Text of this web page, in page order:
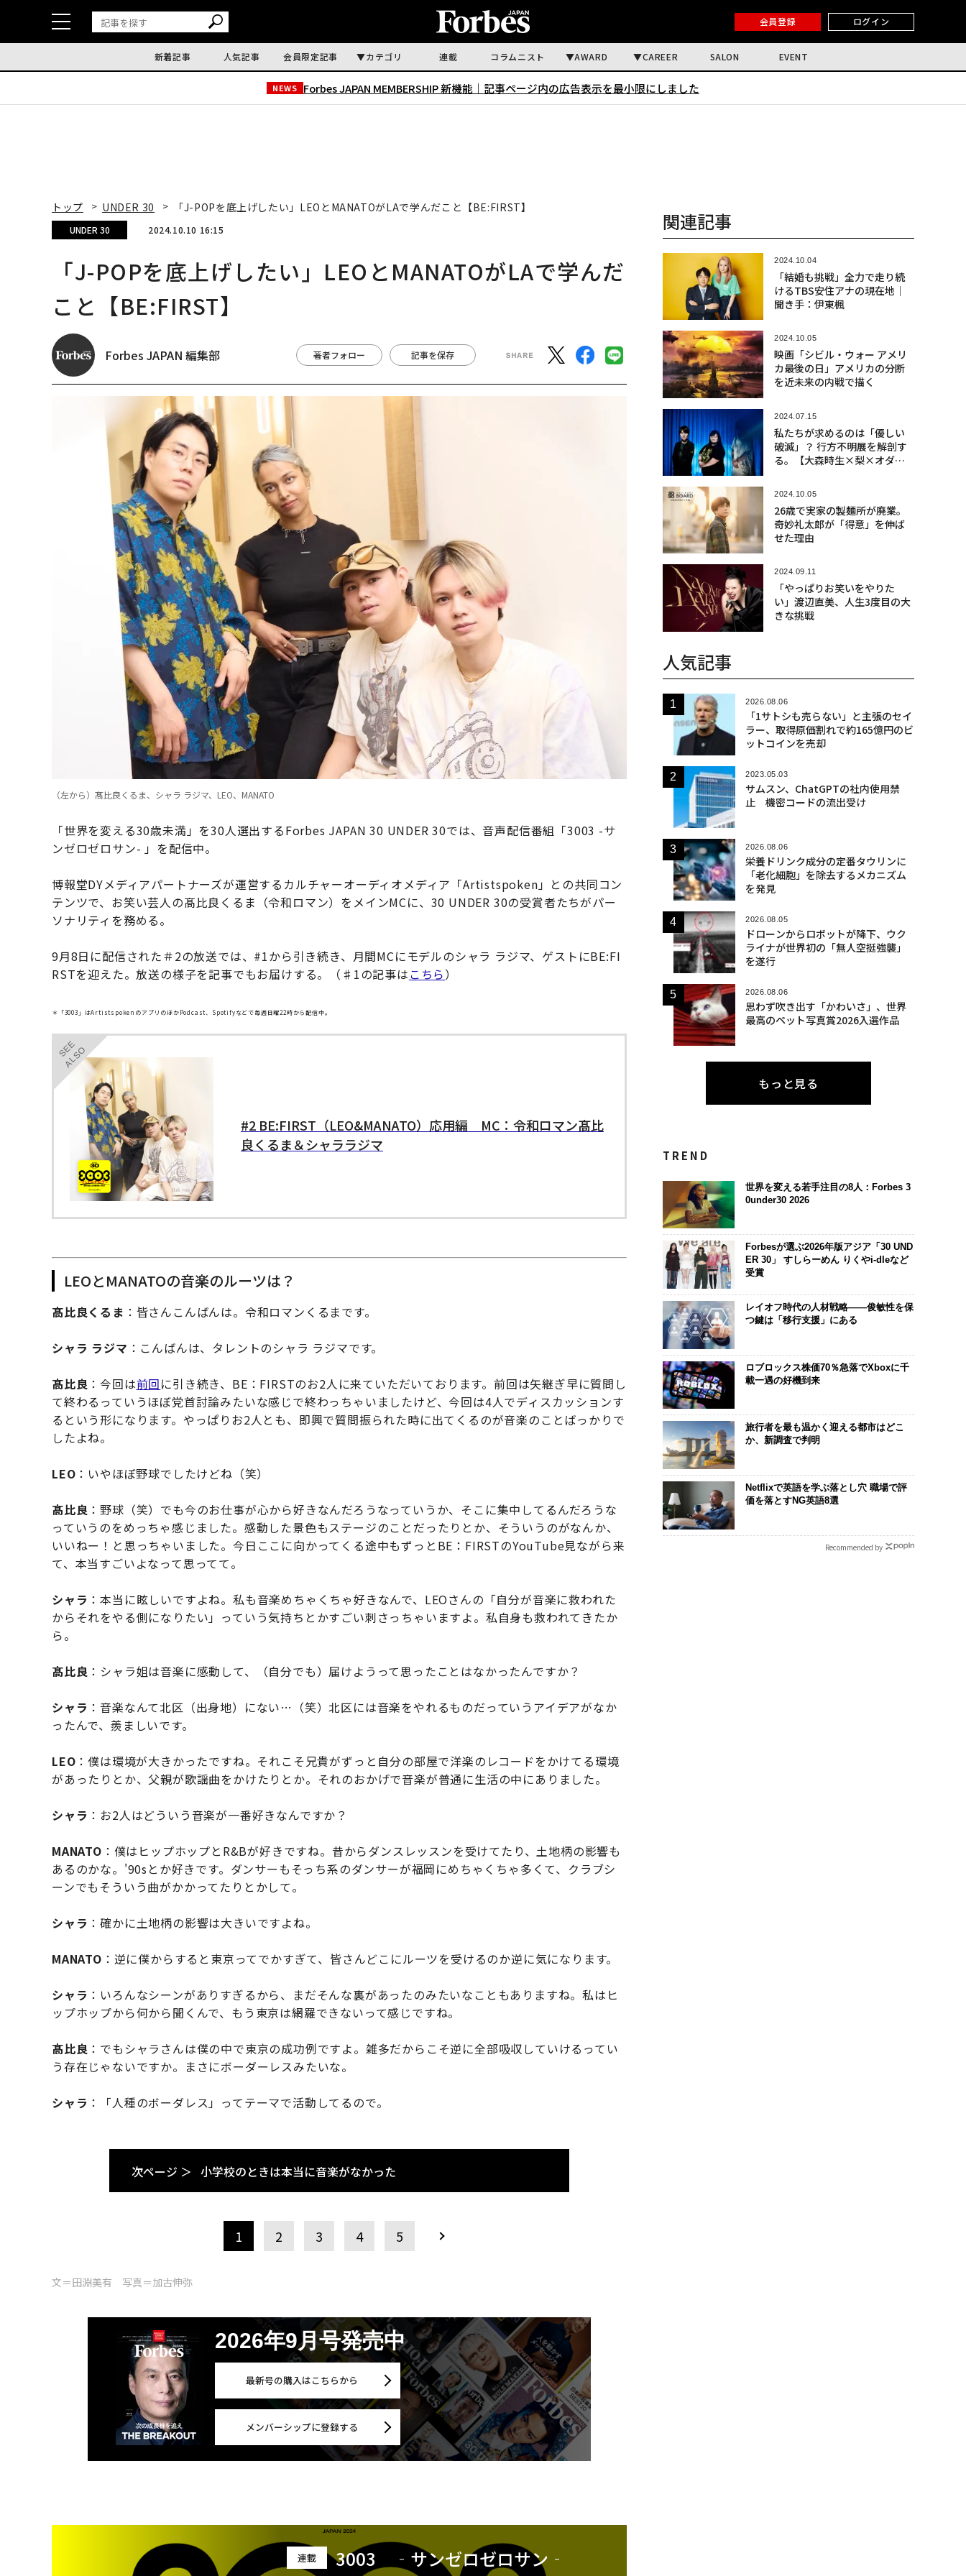
会員登録 ログイン
新着記事 人気記事 会員限定記事 カテゴリ 連載 コラムニスト AWARD CAREER SALON EVENT
NEWS Forbes JAPAN MEMBERSHIP 新機能｜ 記事ページ内の広告表示を最小限にしました
トップ UNDER 30 「J-POPを底上げしたい」LEOとMANATOがLAで学んだこと【BE:FIRST】
UNDER 30 2024.10.10 16:15
「J-POPを底上げしたい」LEOとMANATOがLAで学んだ
こと【BE:FIRST】
Forbes JAPAN 編集部 著者フォロー 記事を保存
（左から）髙比良くるま、シャラ ラジマ、LEO、MANATO
「世界を変える30歳未満」を30人選出するForbes JAPAN 30 UNDER 30では、音声配信番組「3003 -サ
ンゼロゼロサン- 」を配信中。
博報堂DYメディアパートナーズが運営するカルチャーオーディオメディア「Artistspoken」との共同コン
テンツで、お笑い芸人の髙比良くるま（令和ロマン）をメインMCに、30 UNDER 30の受賞者たちがパー
ソナリティを務める。
9月8日に配信された＃2の放送では、#1から引き続き、月間MCにモデルのシャラ ラジマ、ゲストにBE:FI
RSTを迎えた。放送の様子を記事でもお届けする。（♯1の記事はこちら）
＊「3003」はArtistspokenのアプリのほかPodcast、Spotifyなどで毎週日曜22時から配信中。
SEE
ALSO
#2 BE:FIRST（LEO&MANATO）応用編 MC：令和ロマン髙比
良くるま＆シャララジマ
LEOとMANATOの音楽のルーツは？
髙比良くるま ：皆さんこんばんは。令和ロマンくるまです。
シャラ ラジマ ：こんばんは、タレントのシャラ ラジマです。
髙比良 ：今回は前回に引き続き、BE：FIRSTのお2人に来ていただいております。前回は矢継ぎ早に質問し
て終わるっていうほぼ党首討論みたいな感じで終わっちゃいましたけど、今回は4人でディスカッションす
るという形になります。やっぱりお2人とも、即興で質問振られた時に出てくるのが音楽のことばっかりで
したよね。
LEO ：いやほぼ野球でしたけどね（笑）
髙比良 ：野球（笑）でも今のお仕事が心から好きなんだろうなっていうか、そこに集中してるんだろうな
っていうのをめっちゃ感じました。感動した景色もステージのことだったりとか、そういうのがなんか、
いいねー！と思っちゃいました。今日ここに向かってくる途中もずっとBE：FIRSTのYouTube見ながら来
て、本当すごいよなって思ってて。
シャラ ：本当に眩しいですよね。私も音楽めちゃくちゃ好きなんで、LEOさんの「自分が音楽に救われた
からそれをやる側になりたい」っていう気持ちとかすごい刺さっちゃいますよ。私自身も救われてきたか
ら。
髙比良 ：シャラ姐は音楽に感動して、（自分でも）届けようって思ったことはなかったんですか？
シャラ ：音楽なんて北区（出身地）にない…（笑）北区には音楽をやれるものだっていうアイデアがなか
ったんで、羨ましいです。
LEO ：僕は環境が大きかったですね。それこそ兄貴がずっと自分の部屋で洋楽のレコードをかけてる環境
があったりとか、父親が歌謡曲をかけたりとか。それのおかげで音楽が普通に生活の中にありました。
シャラ ：お2人はどういう音楽が一番好きなんですか？
MANATO ：僕はヒップホップとR&Bが好きですね。昔からダンスレッスンを受けてたり、土地柄の影響も
あるのかな。'90sとか好きです。ダンサーもそっち系のダンサーが福岡にめちゃくちゃ多くて、クラブシ
ーンでもそういう曲がかかってたりとかして。
シャラ ：確かに土地柄の影響は大きいですよね。
MANATO ：逆に僕からすると東京ってでかすぎて、皆さんどこにルーツを受けるのか逆に気になります。
シャラ ：いろんなシーンがありすぎるから、まだそんな裏があったのみたいなこともありますね。私はヒ
ップホップから何から聞くんで、もう東京は網羅できないって感じですね。
髙比良 ：でもシャラさんは僕の中で東京の成功例ですよ。雑多だからこそ逆に全部吸収していけるってい
う存在じゃないですか。まさにボーダーレスみたいな。
シャラ ：「人種のボーダレス」ってテーマで活動してるので。
次ページ ＞ 小学校のときは本当に音楽がなかった
1 2 3 4 5
文＝田淵美有 写真＝加古伸弥
2026年9月号発売中
最新号の購入はこちらから
メンバーシップに登録する
連載 3003 ‐サンゼロゼロサン‐
関連記事
2024.10.04
「結婚も挑戦」全力で走り続
けるTBS安住アナの現在地│
聞き手：伊東楓
2024.10.05
映画「シビル・ウォー アメリ
カ最後の日」アメリカの分断
を近未来の内戦で描く
2024.07.15
私たちが求めるのは「優しい
破滅」？ 行方不明展を解剖す
る。【大森時生×梨×オダウ
2024.10.05
26歳で実家の製麺所が廃業。
奇妙礼太郎が「得意」を伸ば
せた理由
2024.09.11
「やっぱりお笑いをやりた
い」渡辺直美、人生3度目の大
きな挑戦
人気記事
2026.08.06
「1サトシも売らない」と主張のセイ
ラー、取得原価割れで約165億円のビ
ットコインを売却
2023.05.03
サムスン、ChatGPTの社内使用禁
止 機密コードの流出受け
2026.08.06
栄養ドリンク成分の定番タウリンに
「老化細胞」を除去するメカニズム
を発見
2026.08.05
ドローンからロボットが降下、ウク
ライナが世界初の「無人空挺強襲」
を遂行
2026.08.06
思わず吹き出す「かわいさ」、世界
最高のペット写真賞2026入選作品
もっと見る
TREND
世界を変える若手注目の8人：Forbes 3
0under30 2026
Forbesが選ぶ2026年版アジア「30 UND
ER 30」 すしらーめん りくやi-dleなど
受賞
レイオフ時代の人材戦略——俊敏性を保
つ鍵は「移行支援」にある
ロブロックス株価70％急落でXboxに千
載一遇の好機到来
旅行者を最も温かく迎える都市はどこ
か、新調査で判明
Netflixで英語を学ぶ落とし穴 職場で評
価を落とすNG英語8選
Recommended by